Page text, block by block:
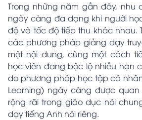
Trong những năm gần đây, nhu
ngày càng đa dạng khi người
độ và tốc độ tiếp thu khác nhau.
các phương pháp giảng dạy
một nội dung, cùng một cách
học viên đang bộc lộ nhiều hạn
do phương pháp học tập cá
Learning) ngày càng được
rộng rãi trong giáo dục nói
dạy tiếng Anh nói riêng.